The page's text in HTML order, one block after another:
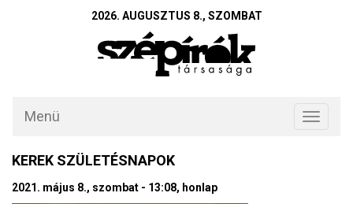
2026. AUGUSZTUS 8., SZOMBAT
Toggle
Menü
KEREK SZÜLETÉSNAPOK
2021. május 8., szombat - 13:08, honlap